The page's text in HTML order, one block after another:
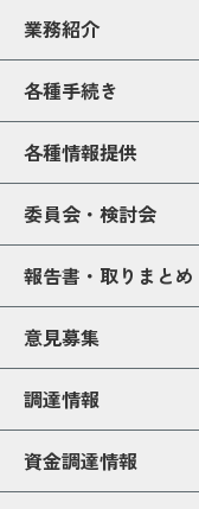
業務紹介
各種手続き
各種情報提供
委員会・検討会
報告書・取りまとめ
意見募集
調達情報
資金調達情報